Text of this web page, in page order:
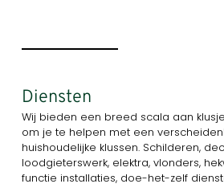
Diensten
Wij bieden een breed scala aan
om je te helpen met een
huishoudelijke klussen. Schilderen,
loodgieterswerk, elektra, vlonders,
functie installaties, doe-het-zelf